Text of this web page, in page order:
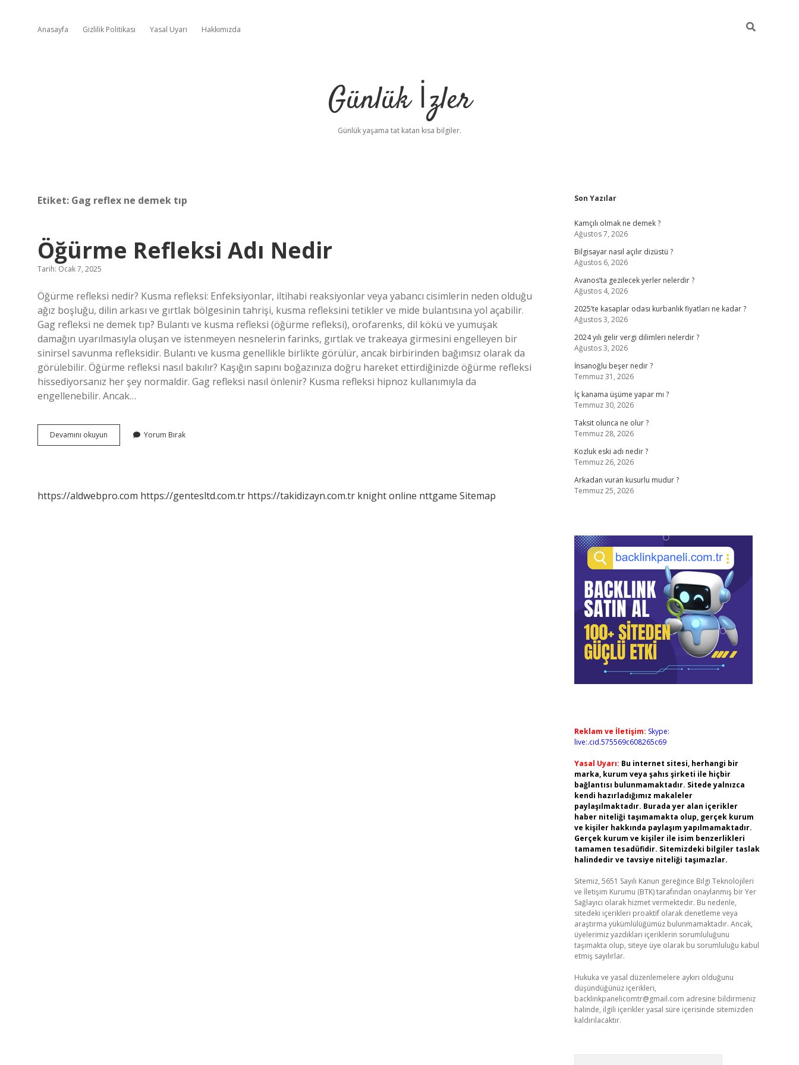
Anasayfa Gizlilik Politikası Yasal Uyarı Hakkımızda
Günlük İzler
Günlük yaşama tat katan kısa bilgiler.
Etiket: Gag reflex ne demek tıp
Öğürme Refleksi Adı Nedir
Tarih: Ocak 7, 2025
Öğürme refleksi nedir? Kusma refleksi: Enfeksiyonlar, iltihabi reaksiyonlar veya yabancı cisimlerin neden olduğu
ağız boşluğu, dilin arkası ve gırtlak bölgesinin tahrişi, kusma refleksini tetikler ve mide bulantısına yol açabilir.
Gag refleksi ne demek tıp? Bulantı ve kusma refleksi (öğürme refleksi), orofarenks, dil kökü ve yumuşak
damağın uyarılmasıyla oluşan ve istenmeyen nesnelerin farinks, gırtlak ve trakeaya girmesini engelleyen bir
sinirsel savunma refleksidir. Bulantı ve kusma genellikle birlikte görülür, ancak birbirinden bağımsız olarak da
görülebilir. Öğürme refleksi nasıl bakılır? Kaşığın sapını boğazınıza doğru hareket ettirdiğinizde öğürme refleksi
hissediyorsanız her şey normaldir. Gag refleksi nasıl önlenir? Kusma refleksi hipnoz kullanımıyla da
engellenebilir. Ancak…
Devamını okuyun Öğürme
Refleksi
Yorum Bırak
https://aldwebpro.com https://gentesltd.com.tr https://takidizayn.com.tr knight online nttgame Sitemap
Sidebar
Son Yazılar
Kamçılı olmak ne demek ?
Ağustos 7, 2026
Bilgisayar nasıl açılır dizüstü ?
Ağustos 6, 2026
Avanos’ta gezilecek yerler nelerdir ?
Ağustos 4, 2026
2025’te kasaplar odası kurbanlık fiyatları ne kadar ?
Ağustos 3, 2026
2024 yılı gelir vergi dilimleri nelerdir ?
Ağustos 3, 2026
İnsanoğlu beşer nedir ?
Temmuz 31, 2026
İç kanama üşüme yapar mı ?
Temmuz 30, 2026
Taksit olunca ne olur ?
Temmuz 28, 2026
Kozluk eski adı nedir ?
Temmuz 26, 2026
Arkadan vuran kusurlu mudur ?
Temmuz 25, 2026
Reklam ve İletişim: Skype:
live:.cid.575569c608265c69
Yasal Uyarı: Bu internet sitesi, herhangi bir
marka, kurum veya şahıs şirketi ile hiçbir
bağlantısı bulunmamaktadır. Sitede yalnızca
kendi hazırladığımız makaleler
paylaşılmaktadır. Burada yer alan içerikler
haber niteliği taşımamakta olup, gerçek kurum
ve kişiler hakkında paylaşım yapılmamaktadır.
Gerçek kurum ve kişiler ile isim benzerlikleri
tamamen tesadüfidir. Sitemizdeki bilgiler taslak
halindedir ve tavsiye niteliği taşımazlar.
Sitemiz, 5651 Sayılı Kanun gereğince Bilgi Teknolojileri
ve İletişim Kurumu (BTK) tarafından onaylanmış bir Yer
Sağlayıcı olarak hizmet vermektedir. Bu nedenle,
sitedeki içerikleri proaktif olarak denetleme veya
araştırma yükümlülüğümüz bulunmamaktadır. Ancak,
üyelerimiz yazdıkları içeriklerin sorumluluğunu
taşımakta olup, siteye üye olarak bu sorumluluğu kabul
etmiş sayılırlar.
Hukuka ve yasal düzenlemelere aykırı olduğunu
düşündüğünüz içerikleri,
backlinkpanelicomtr@gmail.com adresine bildirmeniz
halinde, ilgili içerikler yasal süre içerisinde sitemizden
kaldırılacaktır.